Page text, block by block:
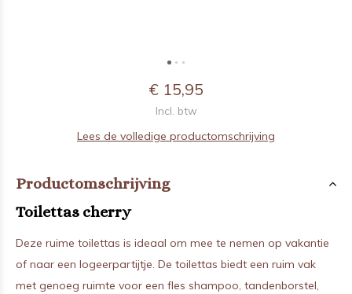
€ 15,95
Incl. btw
Lees de volledige productomschrijving
Productomschrijving
Toilettas cherry
Deze ruime toilettas is ideaal om mee te nemen op vakantie
of naar een logeerpartijtje. De toilettas biedt een ruim vak
met genoeg ruimte voor een fles shampoo, tandenborstel,